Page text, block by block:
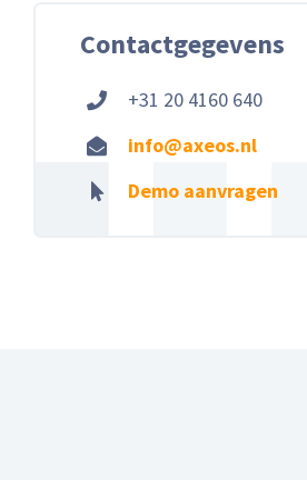
Contactgegevens
+31 20 4160 640
info@axeos.nl
Demo aanvragen